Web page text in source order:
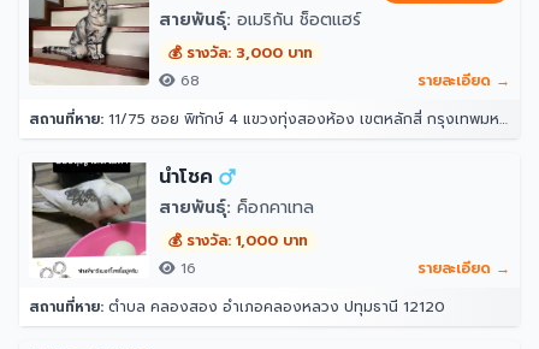
สายพันธุ์: อเมริกัน ช็อตแฮร์
💰 รางวัล: 3,000 บาท
68
รายละเอียด →
สถานที่หาย: 11/75 ซอย พิทักษ์ 4 แขวงทุ่งสองห้อง เขตหลักสี่ กรุงเทพมหานคร 10210
นำโชค
สายพันธุ์: ค็อกคาเทล
💰 รางวัล: 1,000 บาท
16
รายละเอียด →
สถานที่หาย: ตำบล คลองสอง อำเภอคลองหลวง ปทุมธานี 12120